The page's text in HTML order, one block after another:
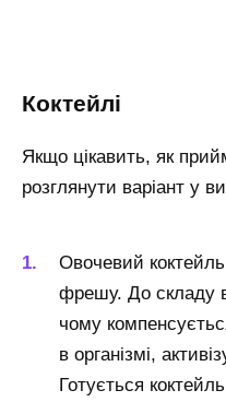
Коктейлі
Якщо цікавить, як
розглянути варіант у
Овочевий
фрешу. До складу
чому
в організмі,
Готується